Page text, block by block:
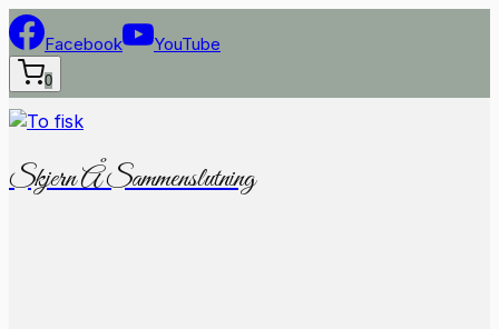
Fortsæt
til
indhold
Facebook YouTube
0
Skjern Å Sammenslutning